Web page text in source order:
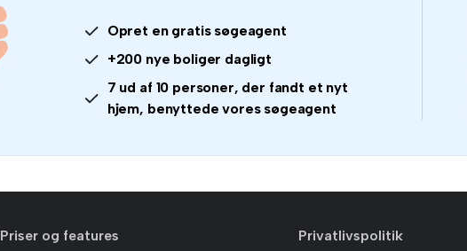
Opret en gratis søgeagent
+200 nye boliger dagligt
7 ud af 10 personer, der fandt et nyt
hjem, benyttede vores søgeagent
Priser og features
Privatlivspolitik